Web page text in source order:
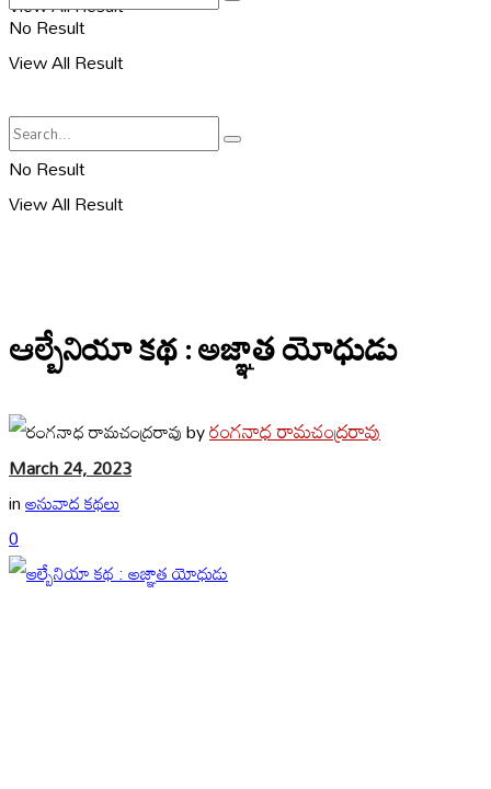
No Result
View All Result
No Result
View All Result
ఆల్బేనియా కథ : అజ్ఞాత యోధుడు
byరంగనాధ రామచంద్రరావు
March 24, 2023
inఅనువాద కథలు
0